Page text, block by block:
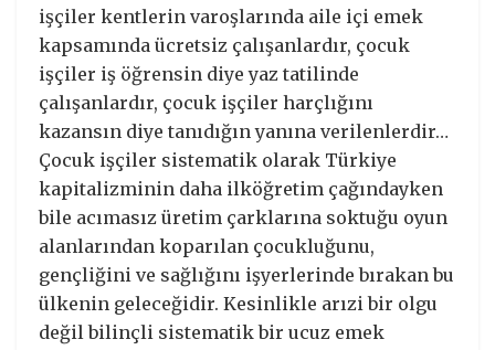
işçiler kentlerin varoşlarında aile içi emek
kapsamında ücretsiz çalışanlardır, çocuk
işçiler iş öğrensin diye yaz tatilinde
çalışanlardır, çocuk işçiler harçlığını
kazansın diye tanıdığın yanına verilenlerdir…
Çocuk işçiler sistematik olarak Türkiye
kapitalizminin daha ilköğretim çağındayken
bile acımasız üretim çarklarına soktuğu oyun
alanlarından koparılan çocukluğunu,
gençliğini ve sağlığını işyerlerinde bırakan bu
ülkenin geleceğidir. Kesinlikle arızi bir olgu
değil bilinçli sistematik bir ucuz emek